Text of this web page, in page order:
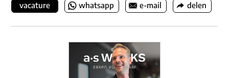
vacature whatsapp e-mail delen